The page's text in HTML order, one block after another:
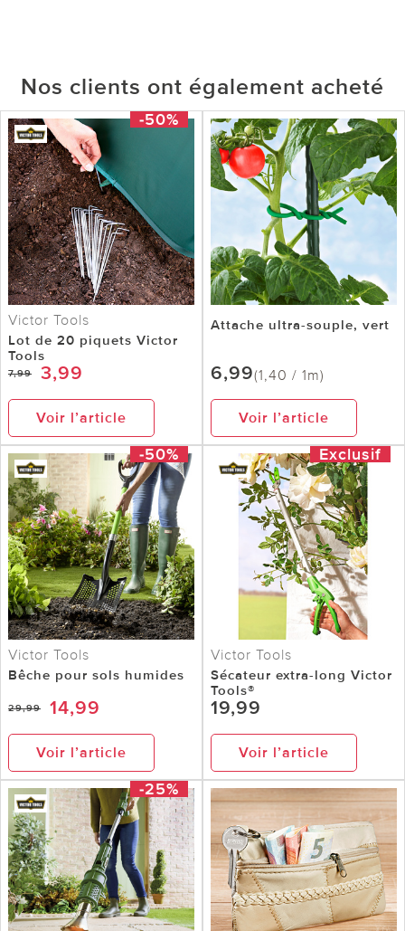
Nos clients ont également acheté
-50%
Victor Tools
Lot de 20 piquets Victor
Tools
7,99 3,99
Voir l’article
Attache ultra-souple, vert
6,99(1,40 / 1m)
Voir l’article
-50%
Victor Tools
Bêche pour sols humides
29,99 14,99
Voir l’article
Exclusif
Victor Tools
Sécateur extra-long Victor
Tools®
19,99
Voir l’article
-25%